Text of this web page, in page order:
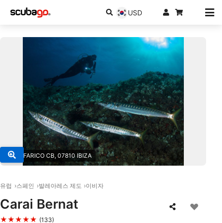
USD
© SUBFARICO CB, 07810 IBIZA
유럽 스페인 발레아레스 제도 이비자
Carai Bernat
★★★★★ (133)